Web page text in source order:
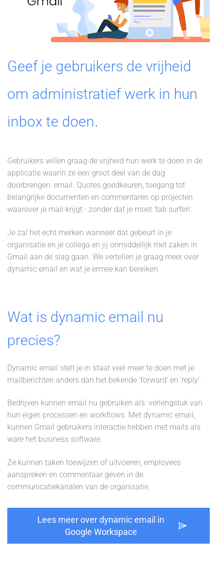
Geef je gebruikers de vrijheid
om administratief werk in hun
inbox te doen.
Gebruikers willen graag de vrijheid hun werk te doen in de
applicatie waarin ze een groot deel van de dag
doorbrengen: email. Quotes goedkeuren, toegang tot
belangrijke documenten en commentaren op projecten
waarover je mail krijgt - zonder dat je moet ‘tab surfen’.
Je zal het echt merken wanneer dat gebeurt in je
organisatie en je collega en jij onmiddellijk met zaken in
Gmail aan de slag gaan. We vertellen je graag meer over
dynamic email en wat je ermee kan bereiken.
Wat is dynamic email nu
precies?
Dynamic email stelt je in staat veel meer te doen met je
mailberichten anders dan het bekende ‘forward’ en ‘reply’.
Bedrijven kunnen email nu gebruiken als verlengstuk van
hun eigen processen en workflows. Met dynamic email,
kunnen Gmail gebruikers interactie hebben met mails als
ware het business software.
Ze kunnen taken toewijzen of uitvoeren, employees
aanspreken en commentaar geven in de
communicatiekanalen van de organisatie.
Lees meer over dynamic email in
Google Workspace